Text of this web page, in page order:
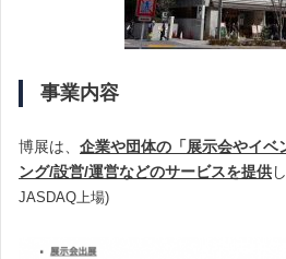
事業内容
博展は、 企業や団体の「展示会やイベ
ング/設営/運営などのサービスを提供
JASDAQ上場)